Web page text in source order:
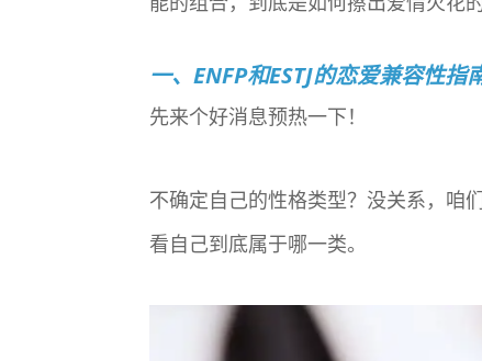
一、ENFP和ESTJ的恋爱兼容性指
先来个好消息预热一下！
不确定自己的性格类型？没关系，咱
看自己到底属于哪一类。